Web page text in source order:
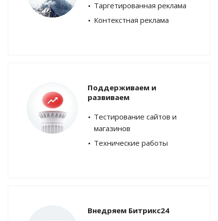
Таргетированная реклама
Контекстная реклама
Поддерживаем и
развиваем
Тестирование сайтов и
магазинов
Технические работы
Внедряем Битрикс24